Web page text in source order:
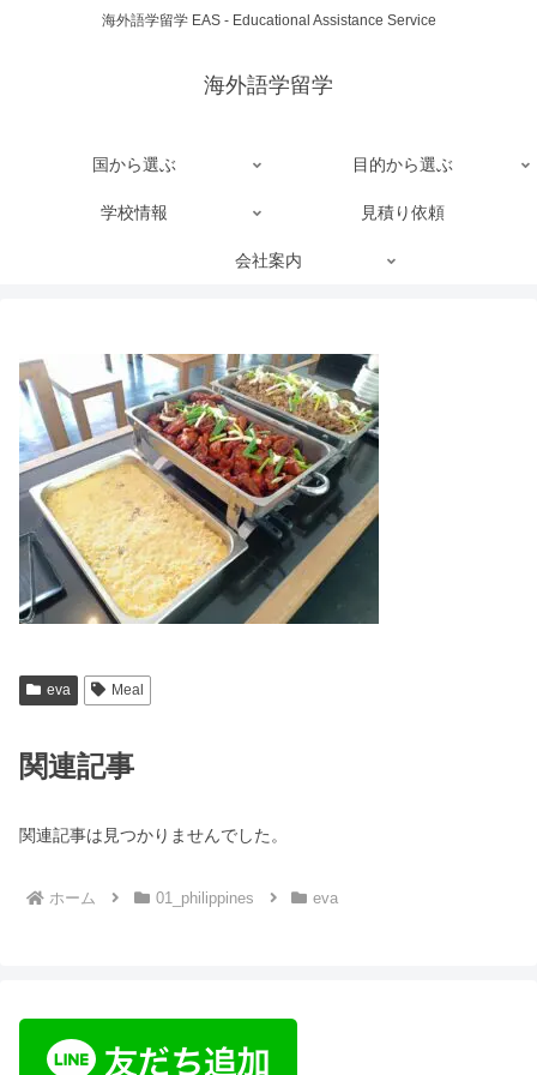
海外語学留学 EAS - Educational Assistance Service
海外語学留学
国から選ぶ 目的から選ぶ
学校情報 見積り依頼
会社案内
eva Meal
関連記事
関連記事は見つかりませんでした。
ホーム 01_philippines eva